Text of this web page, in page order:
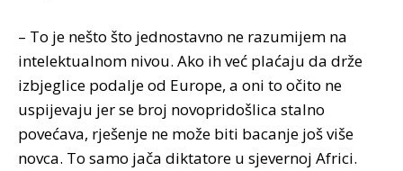
– To je nešto što jednostavno ne razumijem na
intelektualnom nivou. Ako ih već plaćaju da drže
izbjeglice podalje od Europe, a oni to očito ne
uspijevaju jer se broj novopridošlica stalno
povećava, rješenje ne može biti bacanje još više
novca. To samo jača diktatore u sjevernoj Africi.